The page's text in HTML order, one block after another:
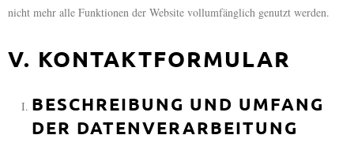
nicht mehr alle Funktionen der Website vollumfänglich genutzt werden.
V. KONTAKTFORMULAR
BESCHREIBUNG UND UMFANG
DER DATENVERARBEITUNG